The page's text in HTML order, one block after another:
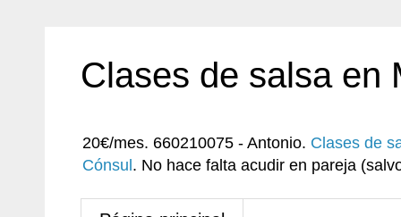
Clases de salsa en
20€/mes. 660210075 - Antonio. Clases de
Cónsul . No hace falta acudir en pareja